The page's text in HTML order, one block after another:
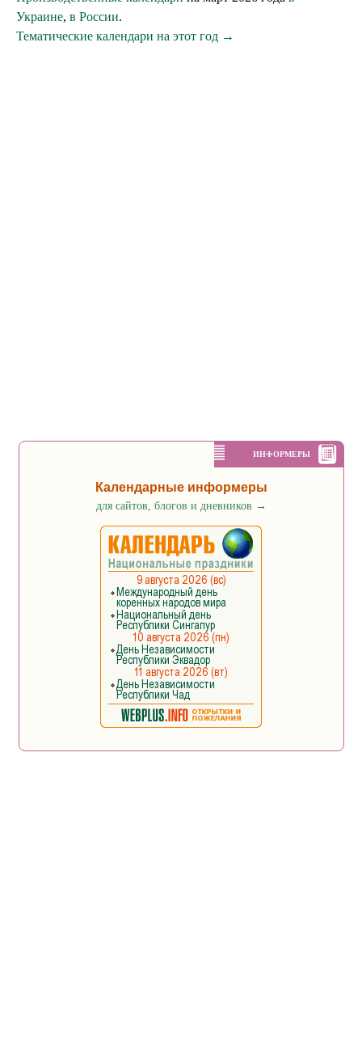
Украине, в России.
Тематические календари на этот год →
ИНФОРМЕРЫ
Календарные информеры
для сайтов, блогов и дневников →